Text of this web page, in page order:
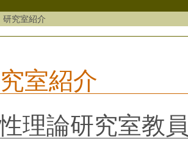
研究室紹介
室紹介
理論研究室教